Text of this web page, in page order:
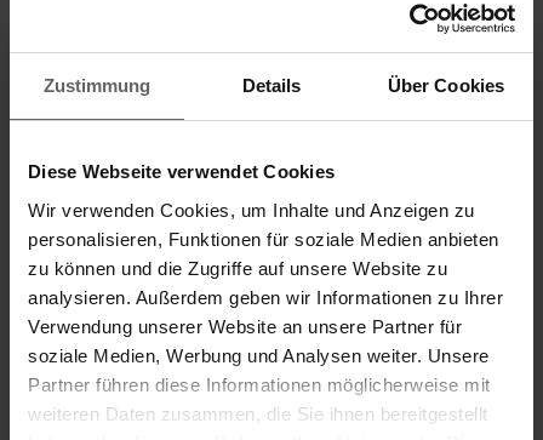
Zustimmung Details Über Cookies
Diese Webseite verwendet Cookies
Wir verwenden Cookies, um Inhalte und Anzeigen zu
personalisieren, Funktionen für soziale Medien anbieten
zu können und die Zugriffe auf unsere Website zu
analysieren. Außerdem geben wir Informationen zu Ihrer
Verwendung unserer Website an unsere Partner für
soziale Medien, Werbung und Analysen weiter. Unsere
Partner führen diese Informationen möglicherweise mit
weiteren Daten zusammen, die Sie ihnen bereitgestellt
Zusatzausstattung durch gebrauchsfertige
Reinigungsmittel
Leifheit hat gebrauchsfertige Reinigungsmittel für den
Easy Spray XL in drei verschiedenen Varianten
Steinböden, geöltes und gewachstes Parkett sowie
Laminat, Vinyl und versiegeltes Parkett. Die spezielle
Zusammensetzung der Reinigungsmittel in Verbindung
mit dem Sprühwischer ermöglicht das „schlierenfreie“
Reinigen mit optimaler Reinigungsmitteldosierung.
Besonders effektiv zeigen sich die Reinigungsmittel bei
mehrmaliger Anwendung: Sie erhöhen den Glanz, wirken
bei Fliesen und Steinböden schmutzabweisend und
schützen Holzböden vor Gebrauchsspuren. Die
Kartuschen lassen sich bequem anstelledes Tanks in